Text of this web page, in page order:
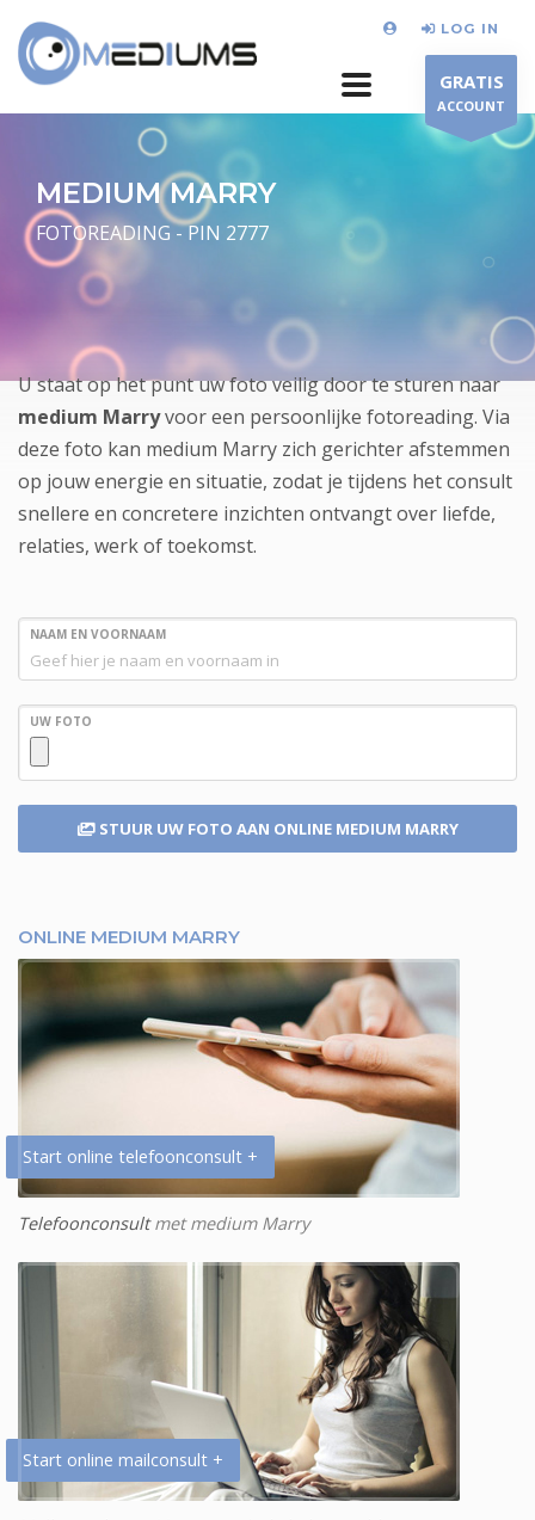
LOG IN
GRATIS
ACCOUNT
MEDIUM MARRY
FOTOREADING - PIN 2777
U staat op het punt uw foto veilig door te sturen naar
medium Marryvoor een persoonlijke fotoreading. Via
deze foto kan medium Marry zich gerichter afstemmen
op jouw energie en situatie, zodat je tijdens het consult
snellere en concretere inzichten ontvangt over liefde,
relaties, werk of toekomst.
NAAM EN VOORNAAM
UW FOTO
STUUR UW FOTO AAN ONLINE MEDIUM MARRY
ONLINE MEDIUM MARRY
Start online telefoonconsult +
Telefoonconsultmet medium Marry
Start online mailconsult +